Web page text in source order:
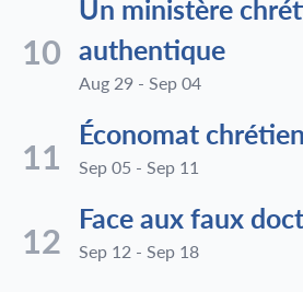
10
Un ministère
authentique
Aug 29 - Sep 04
11
Économat
Sep 05 - Sep 11
12
Face aux faux
Sep 12 - Sep 18